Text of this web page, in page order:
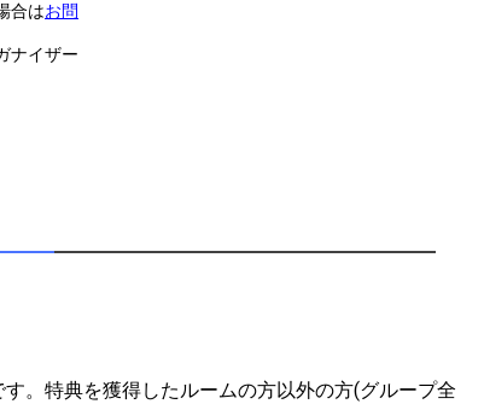
合はお問
ナイザー
。特典を獲得したルームの方以外の方(グループ全